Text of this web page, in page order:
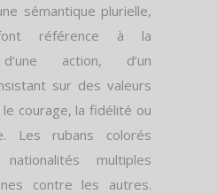
sémantique plurielle,
référence à la
d’une action, d’un
sur des valeurs
courage, la fidélité ou
Les rubans colorés
multiples
contre les autres.